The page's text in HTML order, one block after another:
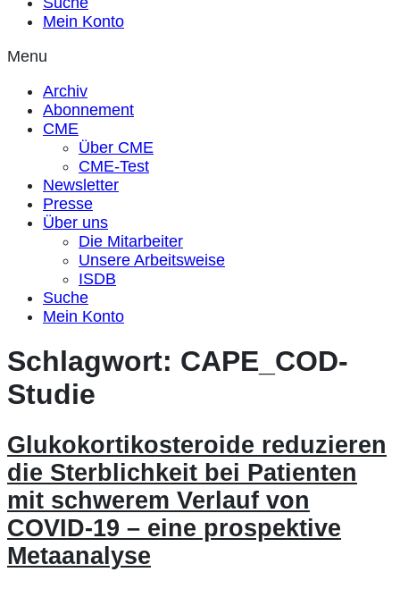
Mein Konto
Menu
Archiv
Abonnement
CME
Über CME
CME-Test
Newsletter
Presse
Über uns
Die Mitarbeiter
Unsere Arbeitsweise
ISDB
Suche
Mein Konto
Schlagwort: CAPE_COD-
Studie
Glukokortikosteroide reduzieren
die Sterblichkeit bei Patienten
mit schwerem Verlauf von
COVID-19 – eine prospektive
Metaanalyse